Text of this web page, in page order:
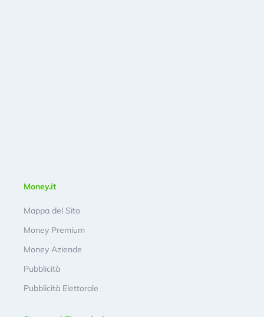
Money.it
Mappa del Sito
Money Premium
Money Aziende
Pubblicità
Pubblicità Elettorale